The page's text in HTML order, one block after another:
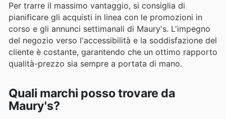
Per trarre il massimo vantaggio, si consiglia di
pianificare gli acquisti in linea con le promozioni in
corso e gli annunci settimanali di Maury's. L'impegno
del negozio verso l'accessibilità e la soddisfazione del
cliente è costante, garantendo che un ottimo rapporto
qualità-prezzo sia sempre a portata di mano.
Quali marchi posso trovare da
Maury's?